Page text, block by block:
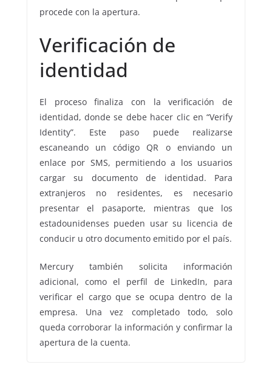
procede con la apertura.
Verificación de
identidad
El proceso finaliza con la verificación de
identidad, donde se debe hacer clic en “Verify
Identity”. Este paso puede realizarse
escaneando un código QR o enviando un
enlace por SMS, permitiendo a los usuarios
cargar su documento de identidad. Para
extranjeros no residentes, es necesario
presentar el pasaporte, mientras que los
estadounidenses pueden usar su licencia de
conducir u otro documento emitido por el país.
Mercury también solicita información
adicional, como el perfil de LinkedIn, para
verificar el cargo que se ocupa dentro de la
empresa. Una vez completado todo, solo
queda corroborar la información y confirmar la
apertura de la cuenta.